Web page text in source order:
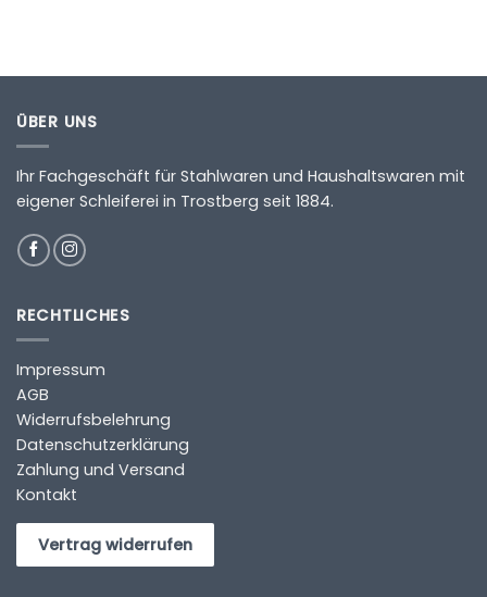
ÜBER UNS
Ihr Fachgeschäft für Stahlwaren und Haushaltswaren mit
eigener Schleiferei in Trostberg seit 1884.
RECHTLICHES
Impressum
AGB
Widerrufsbelehrung
Datenschutzerklärung
Zahlung und Versand
Kontakt
Vertrag widerrufen